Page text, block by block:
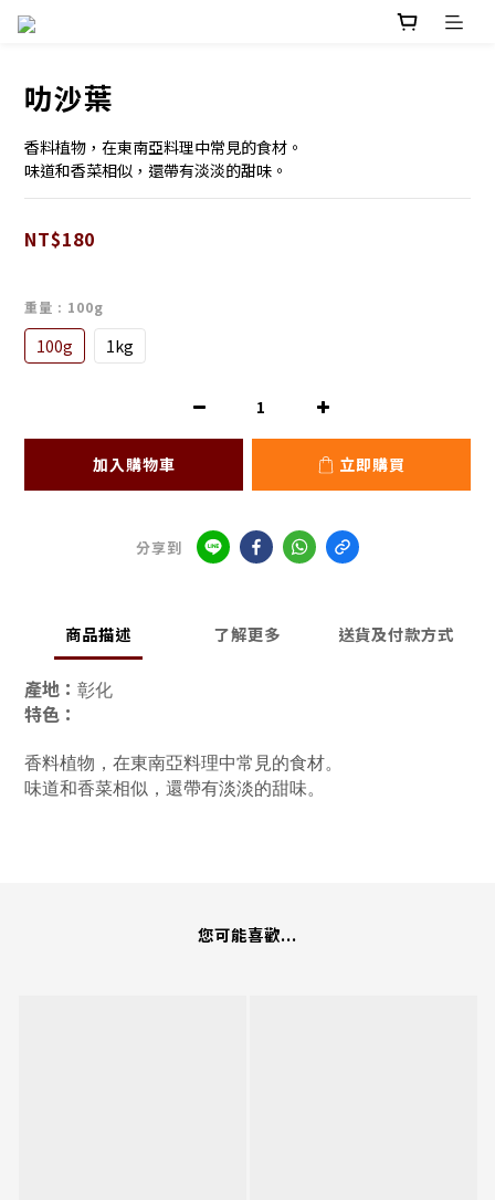
叻沙葉
香料植物，在東南亞料理中常見的食材。
味道和香菜相似，還帶有淡淡的甜味。
NT$180
重量 : 100g
100g 1kg
加入購物車 立即購買
分享到
商品描述 了解更多 送貨及付款方式
產地： 彰化
特色：
香料植物， 在東南亞料理中常見的食材。
味道和香菜相似，還帶有淡淡的甜味。
您可能喜歡...